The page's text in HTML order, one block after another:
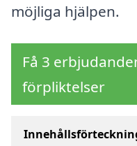
möjliga hjälpen.
Få 3
förpliktelser